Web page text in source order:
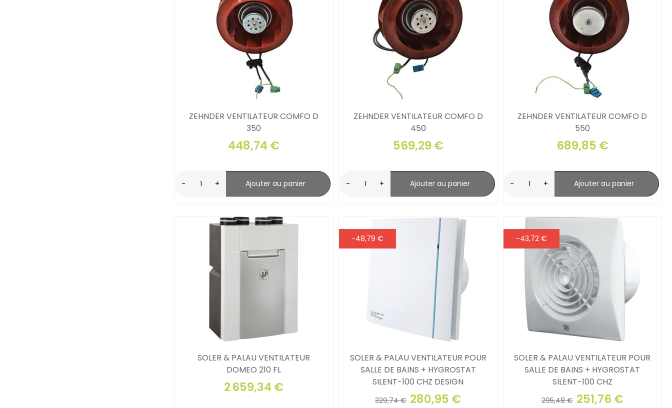
ZEHNDER VENTILATEUR COMFO D
350
448,74 €
- + Ajouter au panier
ZEHNDER VENTILATEUR COMFO D
450
569,29 €
- + Ajouter au panier
ZEHNDER VENTILATEUR COMFO D
550
689,85 €
- + Ajouter au panier
SOLER & PALAU VENTILATEUR
DOMEO 210 FL
2 659,34 €
SOLER & PALAU VENTILATEUR POUR
SALLE DE BAINS + HYGROSTAT
SILENT-100 CHZ DESIGN
329,74 € 280,95 €
-48,79 €
SOLER & PALAU VENTILATEUR POUR
SALLE DE BAINS + HYGROSTAT
SILENT-100 CHZ
295,48 € 251,76 €
-43,72 €